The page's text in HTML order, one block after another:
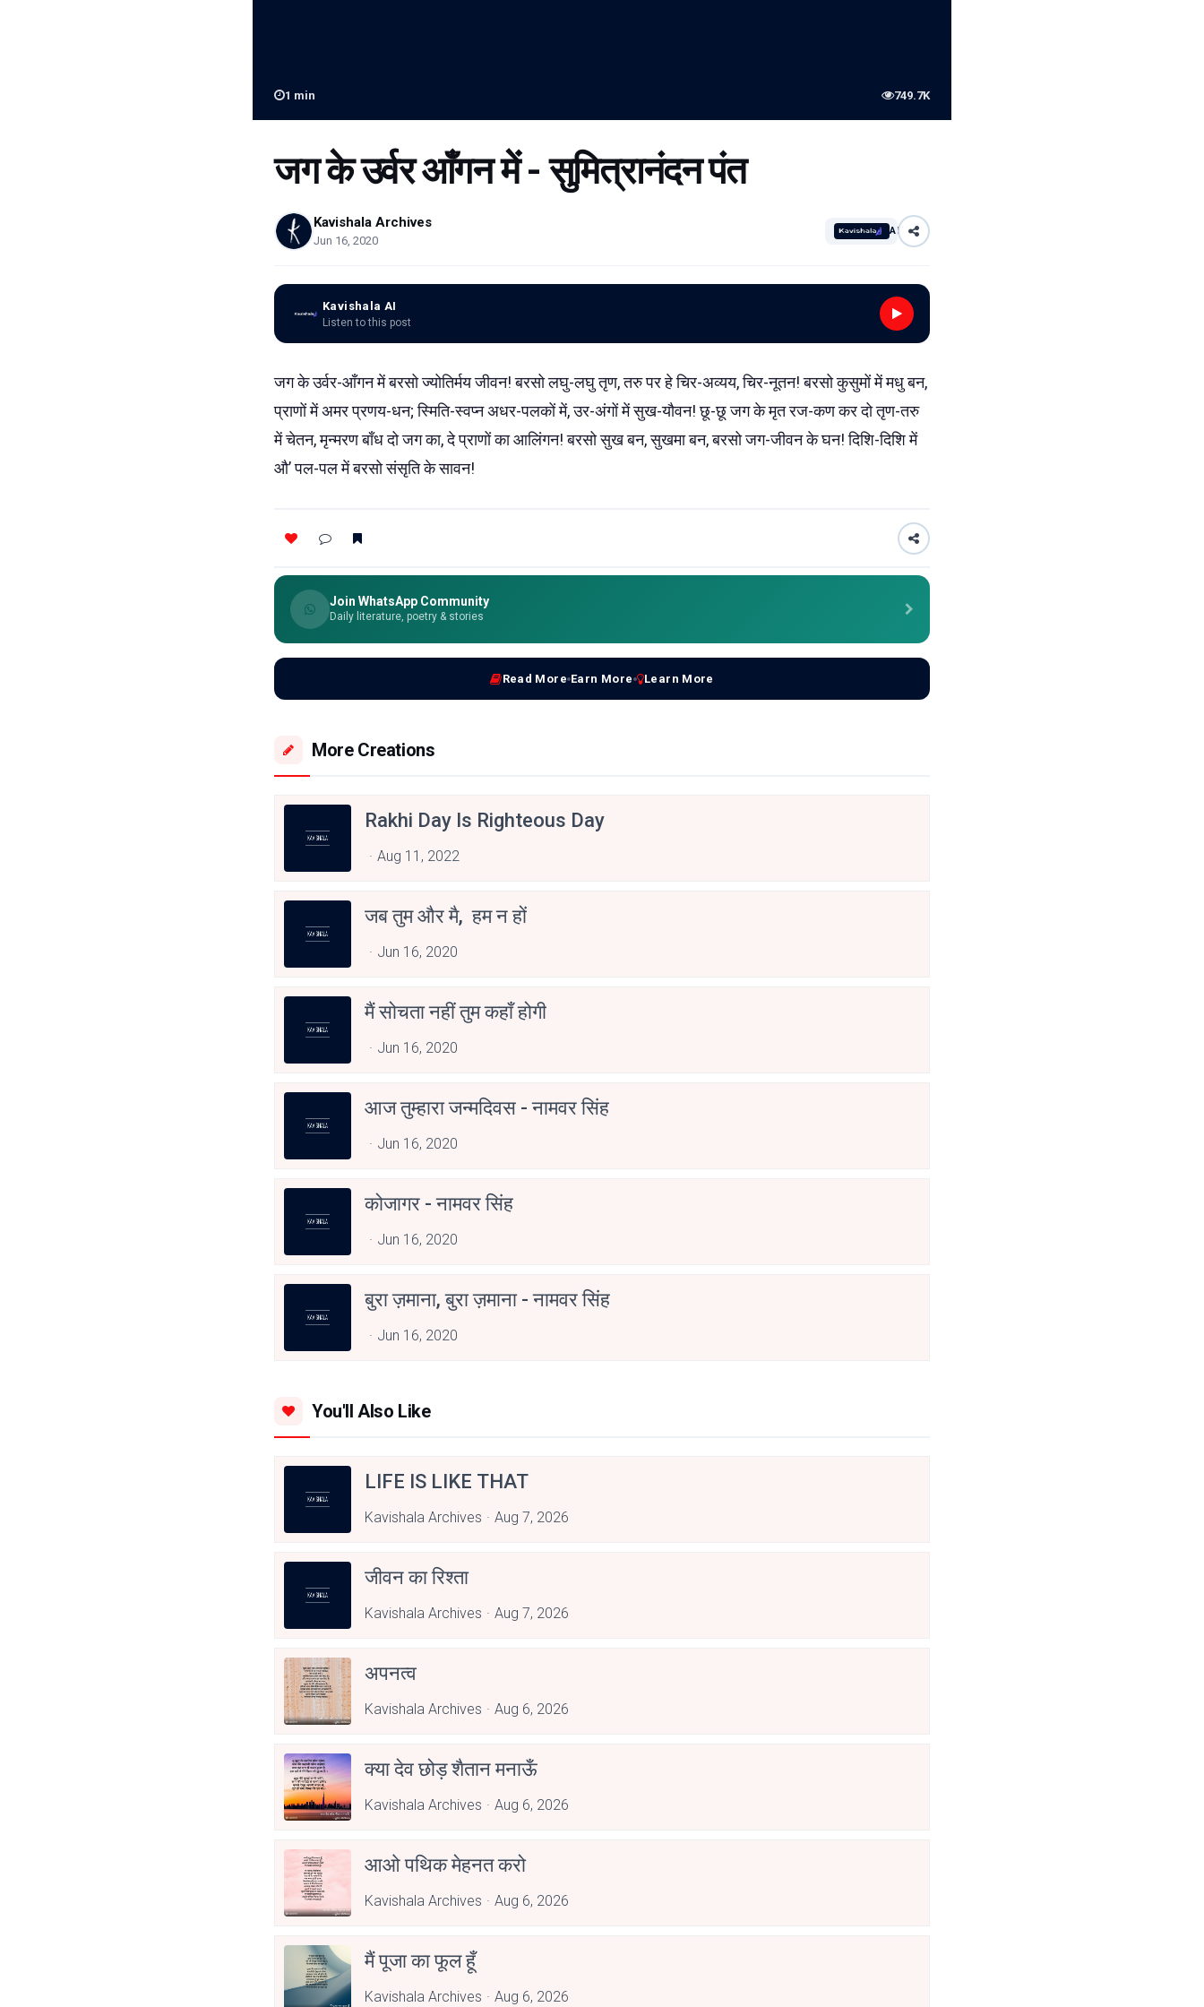
1 min 749.7K
जग के उर्वर आँगन में - सुमित्रानंदन पंत
Kavishala Archives
Jun 16, 2020
AI
Kavishala AI
Listen to this post
जग के उर्वर-आँगन में बरसो ज्योतिर्मय जीवन! बरसो लघु-लघु तृण, तरु पर हे चिर-अव्यय, चिर-नूतन! बरसो कुसुमों में मधु बन,
प्राणों में अमर प्रणय-धन; स्मिति-स्वप्न अधर-पलकों में, उर-अंगों में सुख-यौवन! छू-छू जग के मृत रज-कण कर दो तृण-तरु
में चेतन, मृन्मरण बाँध दो जग का, दे प्राणों का आलिंगन! बरसो सुख बन, सुखमा बन, बरसो जग-जीवन के घन! दिशि-दिशि में
औ’ पल-पल में बरसो संसृति के सावन!
Join WhatsApp Community
Daily literature, poetry & stories
Read More Earn More Learn More
More Creations
Rakhi Day Is Righteous Day
Aug 11, 2022
जब तुम और मै, हम न हों
Jun 16, 2020
मैं सोचता नहीं तुम कहाँ होगी
Jun 16, 2020
आज तुम्हारा जन्मदिवस - नामवर सिंह
Jun 16, 2020
कोजागर - नामवर सिंह
Jun 16, 2020
बुरा ज़माना, बुरा ज़माना - नामवर सिंह
Jun 16, 2020
You'll Also Like
LIFE IS LIKE THAT
Kavishala Archives Aug 7, 2026
जीवन का रिश्ता
Kavishala Archives Aug 7, 2026
अपनत्व
Kavishala Archives Aug 6, 2026
क्या देव छोड़ शैतान मनाऊँ
Kavishala Archives Aug 6, 2026
आओ पथिक मेहनत करो
Kavishala Archives Aug 6, 2026
मैं पूजा का फूल हूँ
Kavishala Archives Aug 6, 2026